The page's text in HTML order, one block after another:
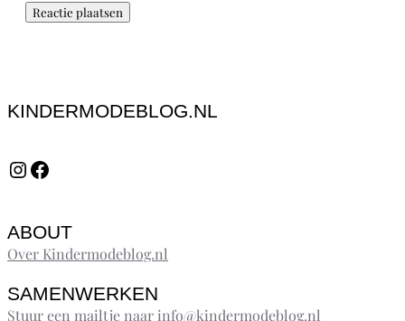
KINDERMODEBLOG.NL
InstagramFacebook
ABOUT
Over Kindermodeblog.nl
SAMENWERKEN
Stuur een mailtje naar info@kindermodeblog.nl